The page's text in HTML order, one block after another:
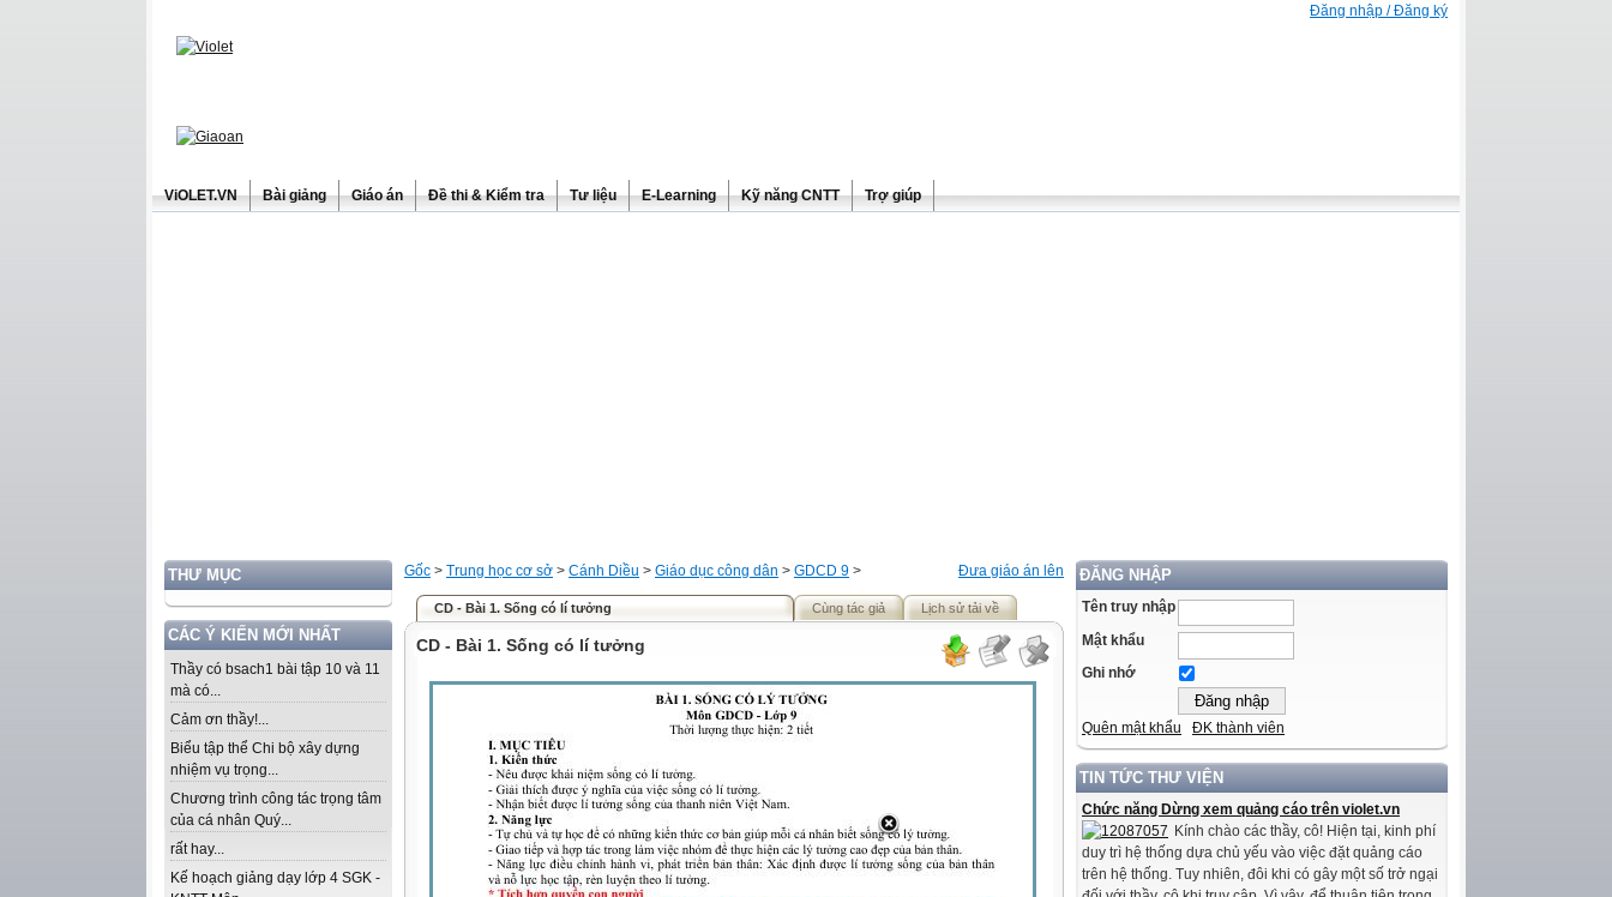
Đăng nhập / Đăng ký
ViOLET.VN Bài giảng Giáo án Đề thi & Kiểm tra Tư liệu E-Learning Kỹ năng CNTT Trợ giúp
THƯ MỤC
CÁC Ý KIẾN MỚI NHẤT
Thầy có bsach1 bài tập 10 và 11
mà có...
Cảm ơn thầy!...
Biểu tập thể Chi bộ xây dựng
nhiệm vụ trọng...
Chương trình công tác trọng tâm
của cá nhân Quý...
rất hay...
Kế hoạch giảng dạy lớp 4 SGK -
ĐĂNG NHẬP
Tên truy nhập
Mật khẩu
Ghi nhớ
Quên mật khẩu ĐK thành viên
TIN TỨC THƯ VIỆN
Chức năng Dừng xem quảng cáo trên violet.vn
Kính chào các thầy, cô! Hiện tại, kinh phí
duy trì hệ thống dựa chủ yếu vào việc đặt quảng cáo
trên hệ thống. Tuy nhiên, đôi khi có gây một số trở ngại
Đưa giáo án lên
Gốc > Trung học cơ sở > Cánh Diều > Giáo dục công dân > GDCD 9 >
CD - Bài 1. Sống có lí tưởng Cùng tác giả Lịch sử tải về
CD - Bài 1. Sống có lí tưởng